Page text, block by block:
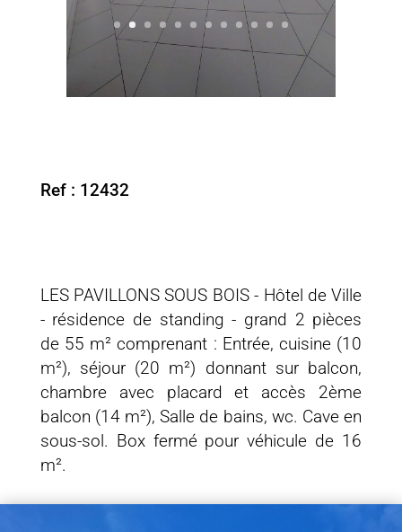
Ref : 12432
LES PAVILLONS SOUS BOIS - Hôtel de Ville
- résidence de standing - grand 2 pièces
de 55 m² comprenant : Entrée, cuisine (10
m²), séjour (20 m²) donnant sur balcon,
chambre avec placard et accès 2ème
balcon (14 m²), Salle de bains, wc. Cave en
sous-sol. Box fermé pour véhicule de 16
m².